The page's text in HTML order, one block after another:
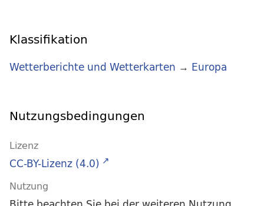
Klassifikation
Wetterberichte und Wetterkarten → Europa
Nutzungsbedingungen
Lizenz
CC-BY-Lizenz (4.0)
Nutzung